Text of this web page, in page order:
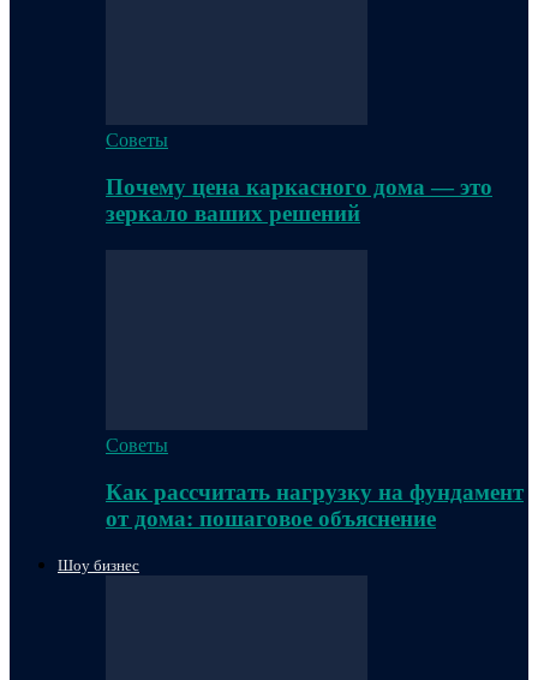
Советы
Почему цена каркасного дома — это
зеркало ваших решений
Советы
Как рассчитать нагрузку на фундамент
от дома: пошаговое объяснение
Шоу бизнес